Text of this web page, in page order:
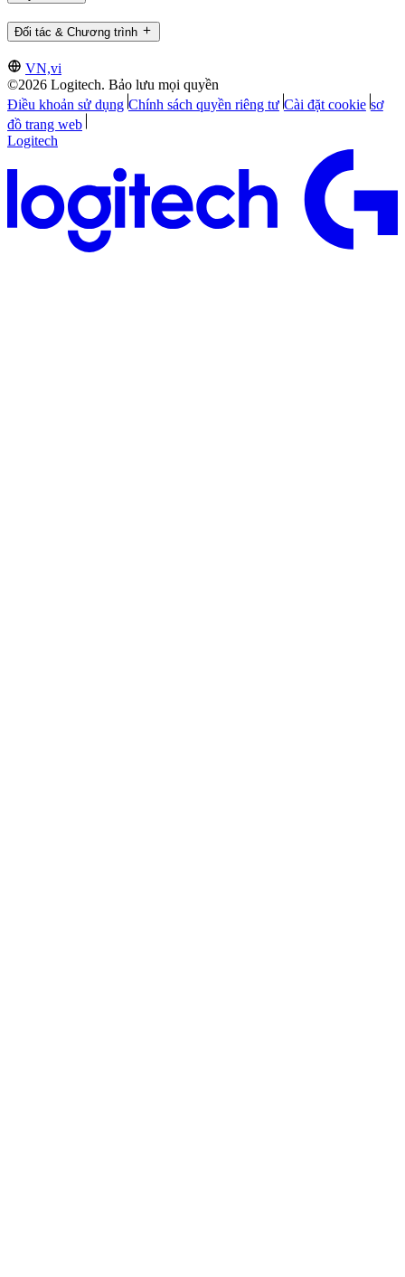
Đối tác & Chương trình
VN,vi
©2026 Logitech. Bảo lưu mọi quyền
Điều khoản sử dụng Chính sách quyền riêng tư Cài đặt cookie sơ
đồ trang web
Logitech